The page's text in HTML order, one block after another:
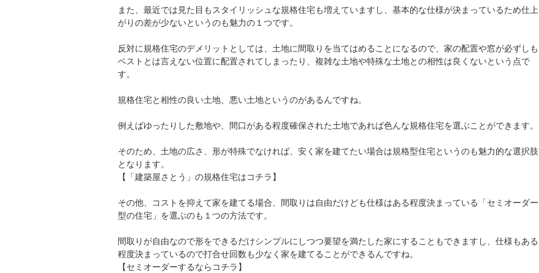
また、最近では見た目もスタイリッシュな規格住宅も増えていますし、基本的な仕様が決まっているため仕上
がりの差が少ないというのも魅力の１つです。
反対に規格住宅のデメリットとしては、土地に間取りを当てはめることになるので、家の配置や窓が必ずしも
ベストとは言えない位置に配置されてしまったり、複雑な土地や特殊な土地との相性は良くないという点で
す。
規格住宅と相性の良い土地、悪い土地というのがあるんですね。
例えばゆったりした敷地や、間口がある程度確保された土地であれば色んな規格住宅を選ぶことができます。
そのため、土地の広さ、形が特殊でなければ、安く家を建てたい場合は規格型住宅というのも魅力的な選択肢
となります。
【「建築屋さとう」の規格住宅はコチラ】
その他、コストを抑えて家を建てる場合、間取りは自由だけども仕様はある程度決まっている「セミオーダー
型の住宅」を選ぶのも１つの方法です。
間取りが自由なので形をできるだけシンプルにしつつ要望を満たした家にすることもできますし、仕様もある
程度決まっているので打合せ回数も少なく家を建てることができるんですね。
【セミオーダーするならコチラ】